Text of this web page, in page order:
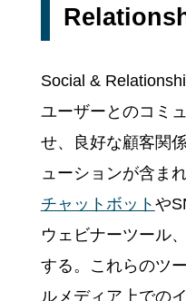
Social &
ユーザーとのコミ
せ、良好な顧客関
ューションが含ま
チャットボット や
ウェビナーツール
する。これらのツ
ルメディア上での